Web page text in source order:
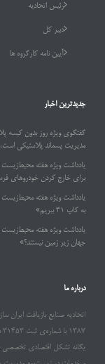
رئیس اتحادیه
دبیر کل
آیین نامه کارگروه ها
جدیدترین اخبار
گفتگوی ویژه روز بدون کیسه
مدیریت پسماند پلاستیکی
برای خارج کردن خودروهای
یادداشت ویژه هفته محیط‌زیست
به کاپ ۳۱ ببریم»
یادداشت ویژه هفته
جهان زیر زمین نیستند؟»
درباره ما
اتحادیه صنایع بازیافت ایران